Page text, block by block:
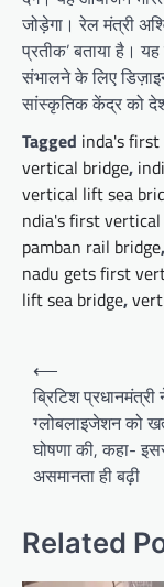
जोड़ेगा। रेल मंत्री
प्रतीक’ बताया है।
संभालने के लिए
सांस्कृतिक केंद्र को
Tagged inda's
vertical bridge,
vertical lift sea
ndia's first
pamban rail bridge,
nadu gets first
lift sea bridge,
Post
navigation
⟵
ब्रिटिश प्रधानमंत्री
ग्लोबलाइजेशन को
घोषणा की, कहा-
असमानता ही बढ़ी
Related